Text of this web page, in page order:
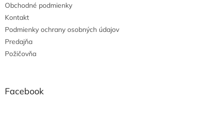
Obchodné podmienky
Kontakt
Podmienky ochrany osobných údajov
Predajňa
Požičovňa
Facebook